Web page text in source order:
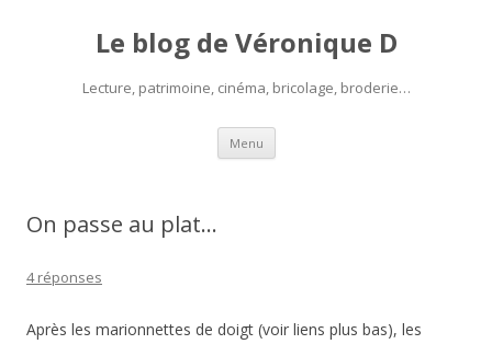
Le blog de Véronique D
Lecture, patrimoine, cinéma, bricolage, broderie…
Menu Aller
contenu
On passe au plat…
4 réponses
Après les marionnettes de doigt (voir liens plus bas), les